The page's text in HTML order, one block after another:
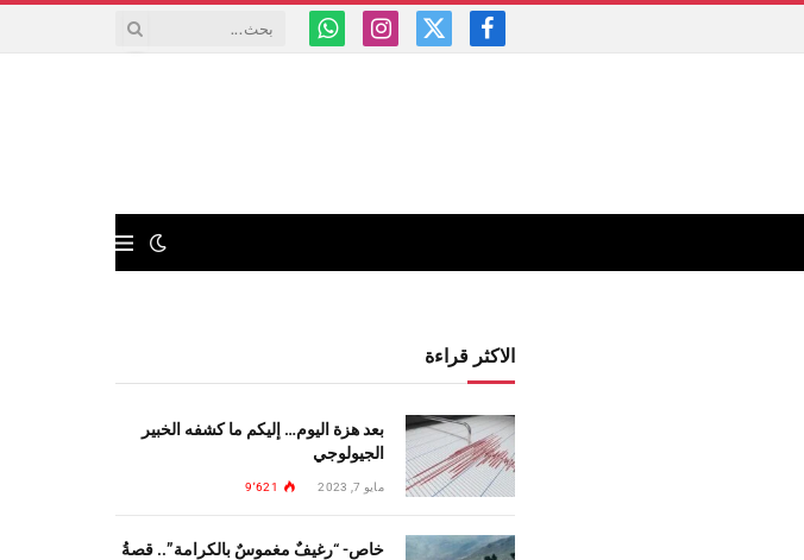
فيسبوكX
الانستغرامواتساب
الاكثر قراءة
بعد هزة اليوم… إليكم ما كشفه الخبير
الجيولوجي
مايو 7, 2023 9٬621
خاص- “رغيفٌ مغموسٌ بالكرامة”.. قصةُ